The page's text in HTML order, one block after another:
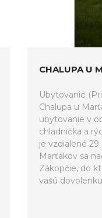
CHALUPA U
Ubytovanie
Chalupa u
ubytovanie v
chladnička a
je vzdialené
Marťákov sa
Zákopčie, do
vašú